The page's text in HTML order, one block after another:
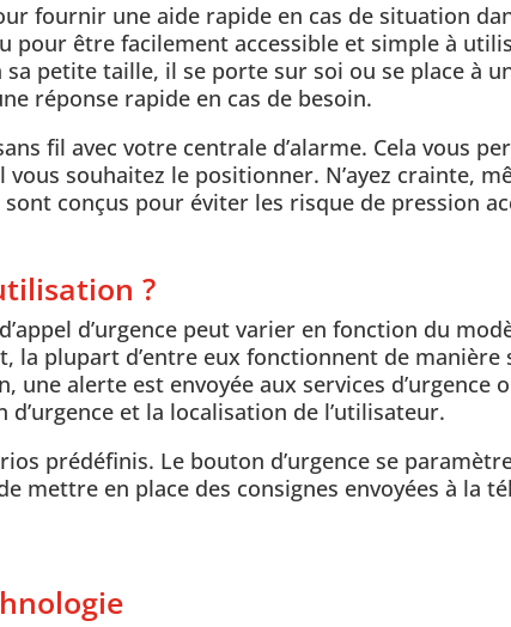
fournir une aide rapide en cas de situation
pour être facilement accessible et simple à
sa petite taille, il se porte sur soi ou se place à
réponse rapide en cas de besoin.
fil avec votre centrale d’alarme. Cela vous
souhaitez le positionner. N’ayez crainte,
conçus pour éviter les risque de pression
?
d’urgence peut varier en fonction du
la plupart d’entre eux fonctionnent de manière
alerte est envoyée aux services d’urgence
et la localisation de l’utilisateur.
prédéfinis. Le bouton d’urgence se
mettre en place des consignes envoyées à la